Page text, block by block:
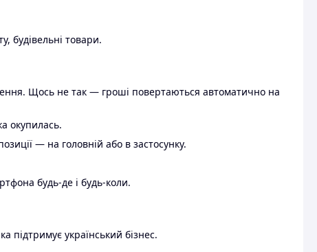
будівельні товари.
Щось не так — гроші повертаються автоматично на
окупилась.
— на головній або в застосунку.
будь-де і будь-коли.
підтримує український бізнес.